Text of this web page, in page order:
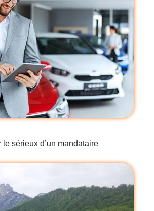
sérieux d’un mandataire